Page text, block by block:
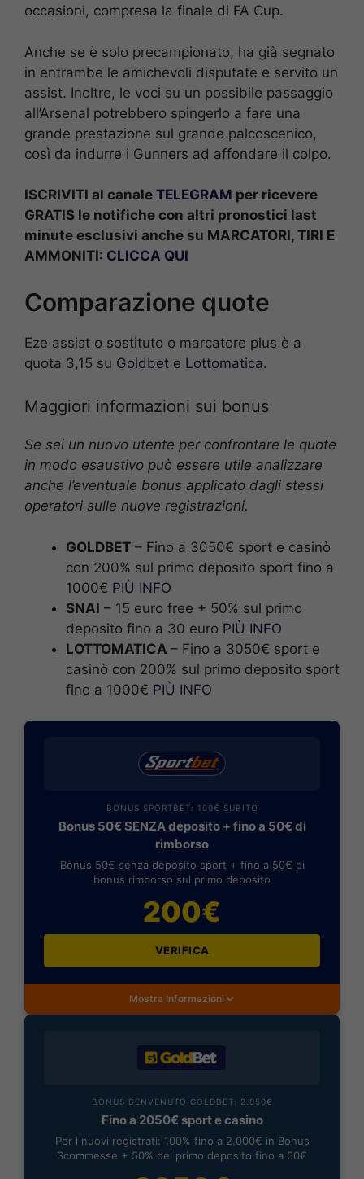
occasioni, compresa la finale di FA Cup.
Anche se è solo precampionato, ha già segnato
in entrambe le amichevoli disputate e servito un
assist. Inoltre, le voci su un possibile passaggio
all’Arsenal potrebbero spingerlo a fare una
grande prestazione sul grande palcoscenico,
così da indurre i Gunners ad affondare il colpo.
ISCRIVITI al canale TELEGRAM per ricevere
GRATIS le notifiche con altri pronostici last
minute esclusivi anche su MARCATORI, TIRI E
AMMONITI: CLICCA QUI
Comparazione quote
Eze assist o sostituto o marcatore plus è a
quota 3,15 su Goldbet e Lottomatica.
Maggiori informazioni sui bonus
Se sei un nuovo utente per confrontare le quote
in modo esaustivo può essere utile analizzare
anche l’eventuale bonus applicato dagli stessi
operatori sulle nuove registrazioni.
GOLDBET – Fino a 3050€ sport e casinò
con 200% sul primo deposito sport fino a
1000€ PIÙ INFO
SNAI – 15 euro free + 50% sul primo
deposito fino a 30 euro PIÙ INFO
LOTTOMATICA – Fino a 3050€ sport e
casinò con 200% sul primo deposito sport
fino a 1000€ PIÙ INFO
BONUS SPORTBET: 100€ SUBITO
Bonus 50€ SENZA deposito + fino a 50€ di
rimborso
Bonus 50€ senza deposito sport + fino a 50€ di
bonus rimborso sul primo deposito
200€
VERIFICA
Mostra Informazioni
BONUS BENVENUTO GOLDBET: 2.050€
Fino a 2050€ sport e casino
Per i nuovi registrati: 100% fino a 2.000€ in Bonus
Scommesse + 50% del primo deposito fino a 50€